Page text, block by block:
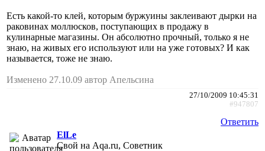
Есть какой-то клей, которым буржуины заклеивают дырки на
раковинах моллюсков, поступающих в продажу в
кулинарные магазины. Он абсолютно прочный, только я не
знаю, на живых его используют или на уже готовых? И как
называется, тоже не знаю.
Изменено 27.10.09 автор Апельсина
27/10/2009 10:45:31
#947807
Ответить
ElLe
Свой на Aqa.ru, Советник